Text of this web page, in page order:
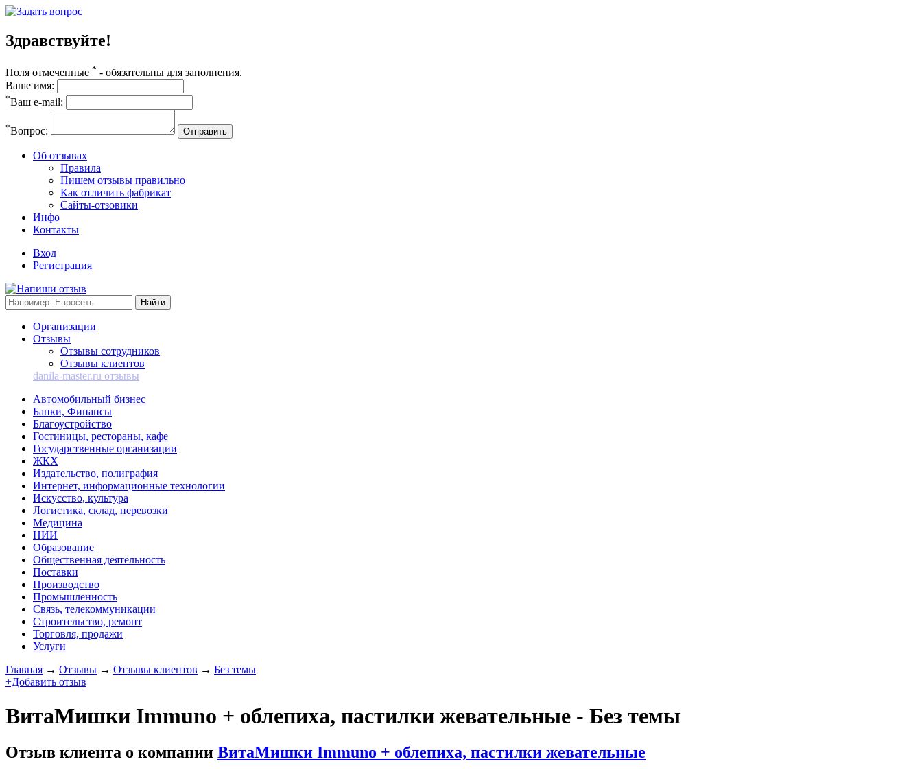
Здравствуйте!
Поля отмеченные * - обязательны для заполнения.
Ваше имя:
*Ваш e-mail:
*Вопрос: Отправить
Об отзывах
Правила
Пишем отзывы правильно
Как отличить фабрикат
Сайты-отзовики
Инфо
Контакты
Вход
Регистрация
Организации
Отзывы
Отзывы сотрудников
Отзывы клиентов
danila-master.ru отзывы
Автомобильный бизнес
Банки, Финансы
Благоустройство
Гостиницы, рестораны, кафе
Государственные организации
ЖКХ
Издательство, полиграфия
Интернет, информационные технологии
Искусство, культура
Логистика, склад, перевозки
Медицина
НИИ
Образование
Общественная деятельность
Поставки
Производство
Промышленность
Связь, телекоммуникации
Строительство, ремонт
Торговля, продажи
Услуги
Главная → Отзывы → Отзывы клиентов → Без темы
+Добавить отзыв
ВитаМишки Immuno + облепиха, пастилки жевательные - Без темы
Отзыв клиента о компании ВитаМишки Immuno + облепиха, пастилки жевательные